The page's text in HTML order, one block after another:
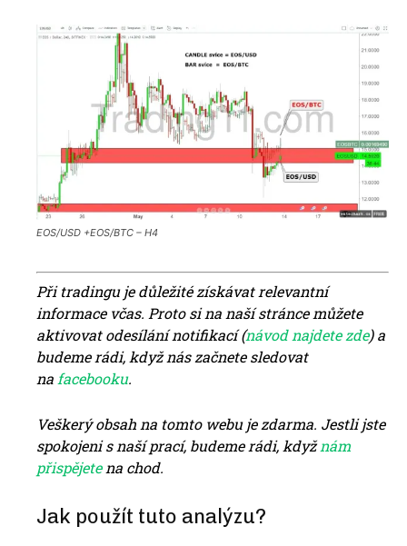
EOS/USD +EOS/BTC – H4
Při tradingu je důležité získávat relevantní
informace včas. Proto si na naší stránce můžete
aktivovat odesílání notifikací (návod najdete zde) a
budeme rádi, když nás začnete sledovat
na facebooku.
Veškerý obsah na tomto webu je zdarma. Jestli jste
spokojeni s naší prací, budeme rádi, kdyžnám
přispějetena chod.
Jak použít tuto analýzu?